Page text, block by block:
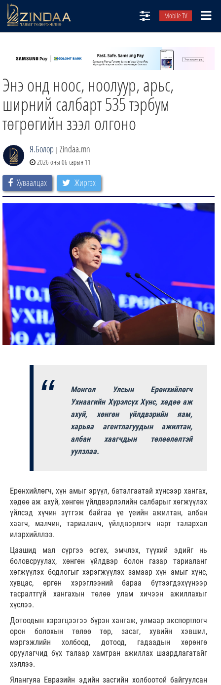
Mobile TV
ТВ8
ӨГЛӨӨНИЙ СОНИН
АУДИО ЗОХИОЛ
ЗИНДАА СЭТГҮҮЛ
Энэ онд ноос, ноолуур, арьс,
ширний салбарт 535 тэрбум
төгрөгийн зээл олгоно
Я.Болор | Zindaa.mn
2026 оны 06 сарын 11
Хуваалцах Жиргэх
Монгол Улсын Ерөнхийлөгч
Ухнаагийн Хүрэлсүх Хүнс, хөдөө аж
ахуй, хөнгөн үйлдвэрийн яам,
харьяа агентлагуудын ажилтан,
албан хаагчдын төлөөлөлтэй
уулзлаа.
Ерөнхийлөгч, хүн амыг эрүүл, баталгаатай хүнсээр хангах,
хөдөө аж ахуй, хөнгөн үйлдвэрлэлийн салбарыг хөгжүүлэх
үйлсэд хүчин зүтгэж байгаа үе үеийн ажилтан, албан
хаагч, малчин, тариаланч, үйлдвэрлэгч нарт талархал
илэрхийллээ.
Цаашид мал сүргээ өсгөх, эмчлэх, түүхий эдийг нь
боловсруулах, хөнгөн үйлдвэр болон газар тариаланг
хөгжүүлэх бодлогыг хэрэгжүүлэх замаар хүн амыг хүнс,
хувцас, өргөн хэрэглээний бараа бүтээгдэхүүнээр
тасралтгүй хангахын төлөө улам хичээн ажиллахыг
хүслээ.
Дотоодын хэрэгцээгээ бүрэн хангаж, улмаар экспортлогч
орон болохын төлөө төр, засаг, хувийн хэвшил,
мэргэжлийн холбоод, дотоод, гадаадын хөрөнгө
оруулагчид бүх талаар хамтран ажиллах шаардлагатайг
хэллээ.
Ялангуяа Евразийн эдийн засгийн холбоотой байгуулсан